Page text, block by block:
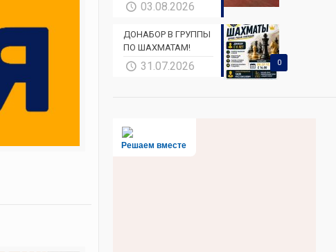
03.08.2026
0
ДОНАБОР В ГРУППЫ
ПО ШАХМАТАМ!
31.07.2026
Решаем вместе